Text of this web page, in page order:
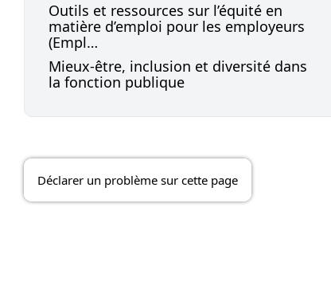
Outils et ressources sur l’équité en
matière d’emploi pour les employeurs
(Empl…
Mieux-être, inclusion et diversité dans
la fonction publique
Déclarer un problème sur cette page